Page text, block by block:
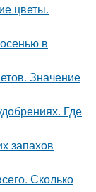
цветы.
в
Значение
Где
запахов
Сколько